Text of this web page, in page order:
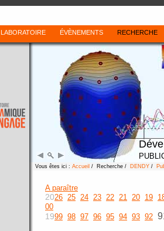
LABORATOIRE ÉVÈNEMENTS RECHERCHE
Vous êtes ici : Accueil / Recherche / DENDY /
A paraître
2026 25 24 23 22 21 20 19
00
1999 98 97 96 95 94 93 92